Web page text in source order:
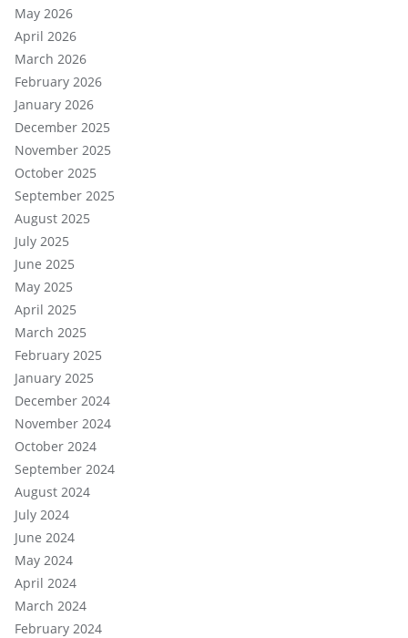
May 2026
April 2026
March 2026
February 2026
January 2026
December 2025
November 2025
October 2025
September 2025
August 2025
July 2025
June 2025
May 2025
April 2025
March 2025
February 2025
January 2025
December 2024
November 2024
October 2024
September 2024
August 2024
July 2024
June 2024
May 2024
April 2024
March 2024
February 2024